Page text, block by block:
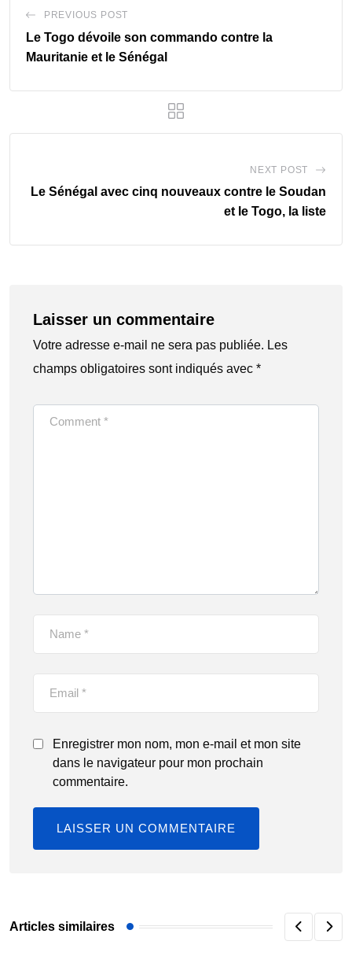
PREVIOUS POST
Le Togo dévoile son commando contre la
Mauritanie et le Sénégal
NEXT POST
Le Sénégal avec cinq nouveaux contre le Soudan
et le Togo, la liste
Laisser un commentaire
Votre adresse e-mail ne sera pas publiée. Les
champs obligatoires sont indiqués avec *
Enregistrer mon nom, mon e-mail et mon site
dans le navigateur pour mon prochain
commentaire.
Articles similaires